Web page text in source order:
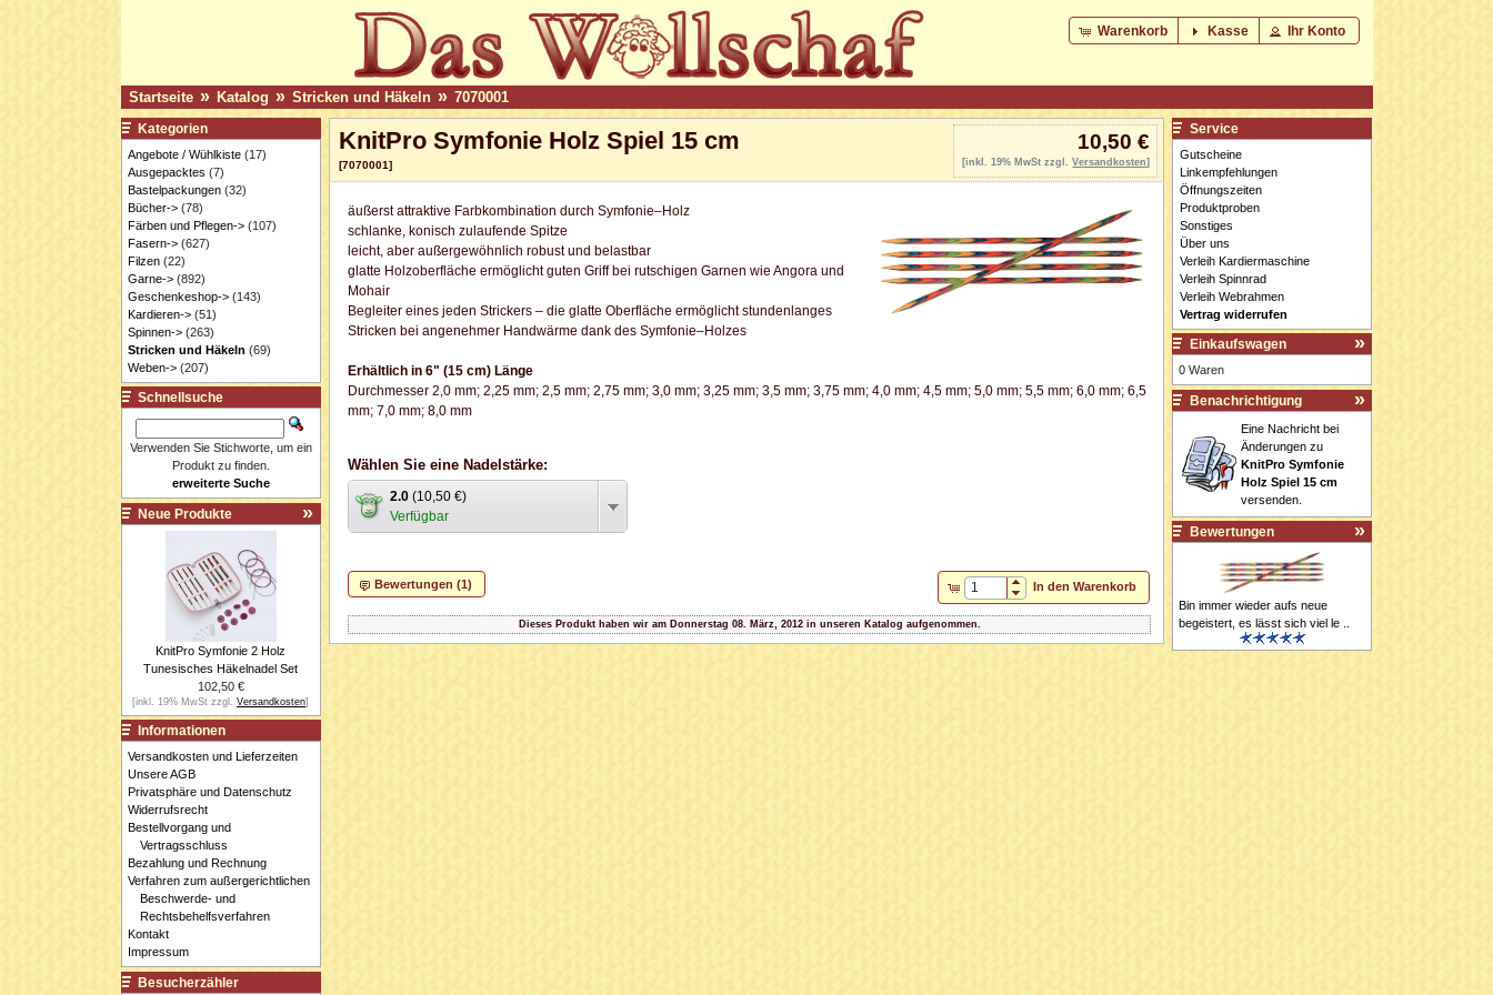
Warenkorb Kasse Ihr Konto
Startseite » Katalog » Stricken und Häkeln » 7070001
KnitPro Symfonie Holz Spiel 15 cm
[7070001]
10,50 €
[inkl. 19% MwSt zzgl.Versandkosten]
äußerst attraktive Farbkombination durch Symfonie–Holz
schlanke, konisch zulaufende Spitze
leicht, aber außergewöhnlich robust und belastbar
glatte Holzoberfläche ermöglicht guten Griff bei rutschigen Garnen wie Angora und
Mohair
Begleiter eines jeden Strickers – die glatte Oberfläche ermöglicht stundenlanges
Stricken bei angenehmer Handwärme dank des Symfonie–Holzes
Erhältlich in 6" (15 cm) Länge
Durchmesser 2,0 mm; 2,25 mm; 2,5 mm; 2,75 mm; 3,0 mm; 3,25 mm; 3,5 mm; 3,75 mm; 4,0 mm; 4,5 mm; 5,0 mm; 5,5 mm; 6,0 mm; 6,5
mm; 7,0 mm; 8,0 mm
Wählen Sie eine Nadelstärke:
2.0 (10,50 €)
Verfügbar
In den Warenkorb
Bewertungen (1)
Dieses Produkt haben wir am Donnerstag 08. März, 2012 in unseren Katalog aufgenommen.
Kategorien
Angebote / Wühlkiste(17)
Ausgepacktes (7)
Bastelpackungen(32)
Bücher->(78)
Färben und Pflegen->(107)
Fasern->(627)
Filzen(22)
Garne->(892)
Geschenkeshop->(143)
Kardieren->(51)
Spinnen->(263)
Stricken und Häkeln (69)
Weben->(207)
Schnellsuche
Verwenden Sie Stichworte, um ein
Produkt zu finden.
erweiterte Suche
Neue Produkte
KnitPro Symfonie 2 Holz
Tunesisches Häkelnadel Set
102,50 €
[inkl. 19% MwSt zzgl.Versandkosten]
Informationen
Versandkosten und Lieferzeiten
Unsere AGB
Privatsphäre und Datenschutz
Widerrufsrecht
Bestellvorgang und
Vertragsschluss
Bezahlung und Rechnung
Verfahren zum außergerichtlichen
Beschwerde- und
Rechtsbehelfsverfahren
Kontakt
Impressum
Besucherzähler
Service
Gutscheine
Linkempfehlungen
Öffnungszeiten
Produktproben
Sonstiges
Über uns
Verleih Kardiermaschine
Verleih Spinnrad
Verleih Webrahmen
Vertrag widerrufen
Einkaufswagen
0 Waren
Benachrichtigung
Eine Nachricht bei
Änderungen zu
KnitPro Symfonie
Holz Spiel 15 cm
versenden.
Bewertungen
Bin immer wieder aufs neue
begeistert, es lässt sich viel le ..